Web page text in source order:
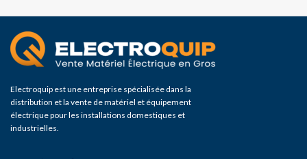
Electroquip est une entreprise spécialisée dans la
distribution et la vente de matériel et équipement
électrique pour les installations domestiques et
industrielles.